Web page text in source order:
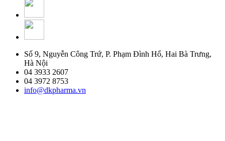
Số 9, Nguyễn Công Trứ, P. Phạm Đình Hổ, Hai Bà Trưng,
Hà Nội
04 3933 2607
04 3972 8753
info@dkpharma.vn